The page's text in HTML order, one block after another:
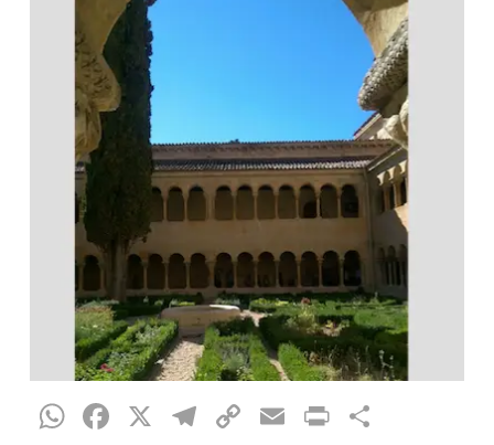
WhatsApp
Facebook
X Telegram
CopyEmailPrint